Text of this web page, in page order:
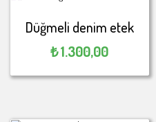
Düğmeli denim etek
₺1.300,00